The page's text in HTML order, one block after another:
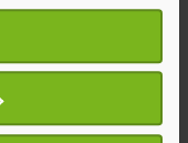
geografische
kan zijn
het actief te
(fingerprinting)